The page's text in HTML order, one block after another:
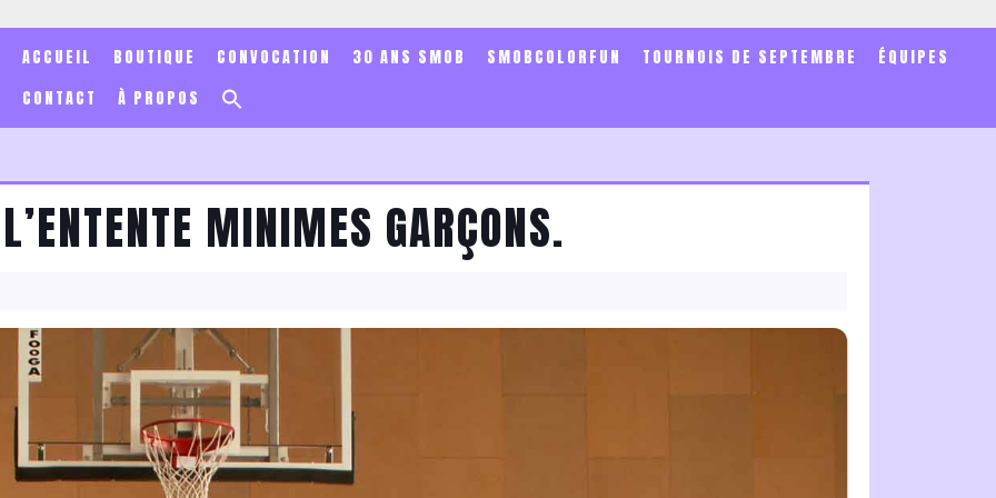
ACCUEIL BOUTIQUE CONVOCATION 30 ANS SMOB SMOBCOLORFUN TOURNOIS DE SEPTEMBRE
ÉQUIPES
CONTACT
À PROPOS
Search Button
MINIMES GARÇONS.